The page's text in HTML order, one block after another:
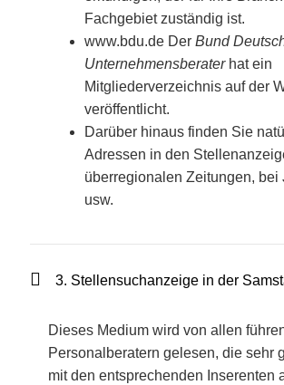
Fachgebiet zuständig ist.
www.bdu.de Der Bund
Unternehmensberaterhat ein
Mitgliederverzeichnis auf der
veröffentlicht.
Darüber hinaus finden Sie
Adressen in den
überregionalen Zeitungen, bei
usw.
3. Stellensuchanzeige in der
Dieses Medium wird von allen
Personalberatern gelesen, die sehr
mit den entsprechenden Inserenten